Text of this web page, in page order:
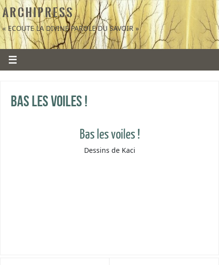
A R C H I P R E S S
« ECOUTE LA DIVINE PAROLE DU SAVOIR »
Bas les voiles !
Bas les voiles !
Dessins de Kaci